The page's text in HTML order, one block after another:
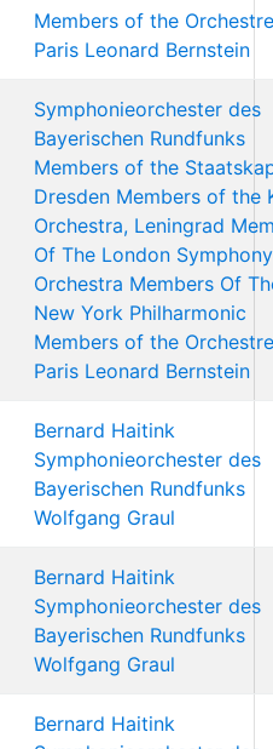
Members of the
Paris Leonard Bernstein
Symphonieorchester des
Bayerischen Rundfunks
Members of the
Dresden Members of the
Orchestra, Leningrad
Of The London Symphony
Orchestra Members Of
New York Philharmonic
Members of the
Paris Leonard Bernstein
Bernard Haitink
Symphonieorchester des
Bayerischen Rundfunks
Wolfgang Graul
Bernard Haitink
Symphonieorchester des
Bayerischen Rundfunks
Wolfgang Graul
Bernard Haitink